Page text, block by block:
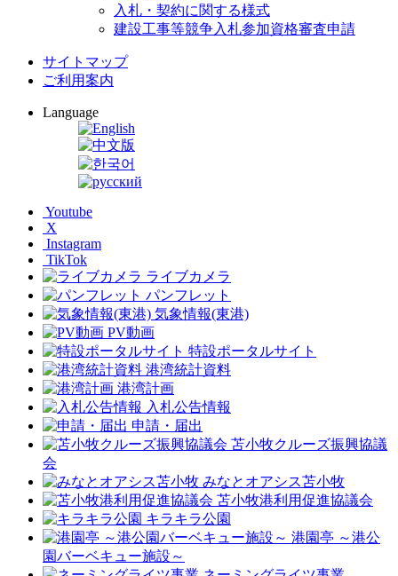
入札・契約に関する様式
建設工事等競争入札参加資格審査申請
サイトマップ
ご利用案内
Language
Youtube
X
Instagram
TikTok
ライブカメラ
パンフレット
気象情報(東港)
PV動画
特設ポータルサイト
港湾統計資料
港湾計画
入札公告情報
申請・届出
苫小牧クルーズ振興協議
会
みなとオアシス苫小牧
苫小牧港利用促進協議会
キラキラ公園
港園亭 ～港公
園バーベキュー施設～